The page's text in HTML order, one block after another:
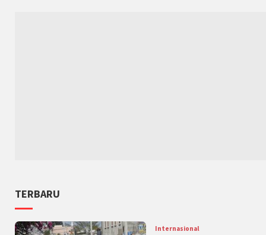
TERBARU
Internasional